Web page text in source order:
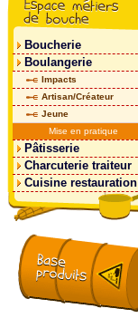
Boucherie
Boulangerie
Impacts
Artisan/Créateur
Jeune
Mise en pratique
Pâtisserie
Charcuterie traiteur
Cuisine restauration